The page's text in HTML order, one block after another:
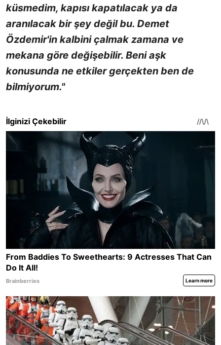
küsmedim, kapısı kapatılacak ya da
aranılacak bir şey değil bu. Demet
Özdemir'in kalbini çalmak zamana ve
mekana göre değişebilir. Beni aşk
konusunda ne etkiler gerçekten ben de
bilmiyorum."